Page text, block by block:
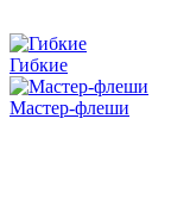
Гибкие
Мастер-флеши